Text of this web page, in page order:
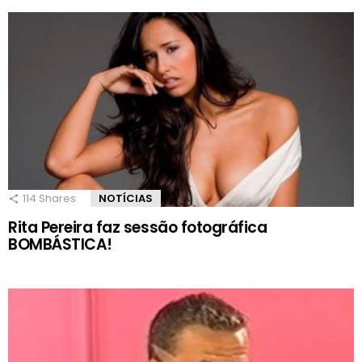
114 Shares NOTÍCIAS
Rita Pereira faz sessão fotográfica
BOMBÁSTICA!